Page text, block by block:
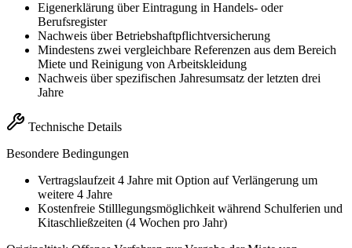
Eigenerklärung über Eintragung in Handels- oder
Berufsregister
Nachweis über Betriebshaftpflichtversicherung
Mindestens zwei vergleichbare Referenzen aus dem Bereich
Miete und Reinigung von Arbeitskleidung
Nachweis über spezifischen Jahresumsatz der letzten drei
Jahre
Technische Details
Besondere Bedingungen
Vertragslaufzeit 4 Jahre mit Option auf Verlängerung um
weitere 4 Jahre
Kostenfreie Stilllegungsmöglichkeit während Schulferien und
Kitaschließzeiten (4 Wochen pro Jahr)